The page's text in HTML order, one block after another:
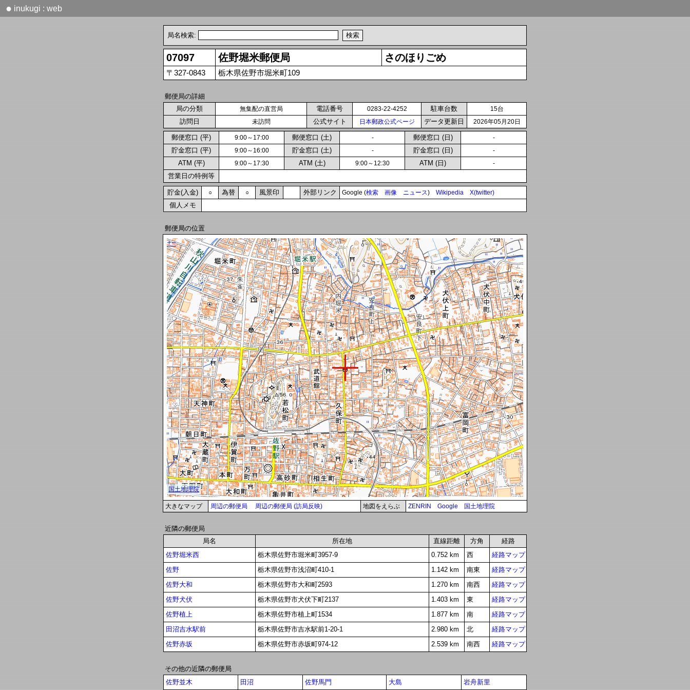
● inukugi : web
局名検索:
07097 佐野堀米郵便局 さのほりごめ
〒327-0843 栃木県佐野市堀米町109
郵便局の詳細
局の分類
無集配の直営局 電話番号 0283-22-4252 駐車台数 15台
訪問日 未訪問 公式サイト 日本郵政公式ページ データ更新日 2026年05月20日
郵便窓口 (平) 9:00～17:00 郵便窓口 (土) - 郵便窓口 (日) -
貯金窓口 (平) 9:00～16:00 貯金窓口 (土) - 貯金窓口 (日) -
ATM (平) 9:00～17:30 ATM (土) 9:00～12:30 ATM (日) -
営業日の特例等
貯金(入金) ○ 為替 ○ 風景印 外部リンク Google (検索 画像 ニュース) Wikipedia X(twitter)
個人メモ
郵便局の位置
大きなマップ 周辺の郵便局 周辺の郵便局 (訪局反映) 地図をえらぶ ZENRIN Google 国土地理院
近隣の郵便局
局名
所在地 直線距離 方角
経路
佐野堀米西
栃木県佐野市堀米町3957-9 0.752 km 西
経路マップ
佐野
栃木県佐野市浅沼町410-1 1.142 km 南東
経路マップ
佐野大和
栃木県佐野市大和町2593 1.270 km 南西
経路マップ
佐野犬伏
栃木県佐野市犬伏下町2137 1.403 km 東
経路マップ
佐野植上
栃木県佐野市植上町1534 1.877 km 南
経路マップ
田沼吉水駅前
栃木県佐野市吉水駅前1-20-1 2.980 km 北
経路マップ
佐野赤坂
栃木県佐野市赤坂町974-12 2.539 km 南西 経路マップ
その他の近隣の郵便局
佐野並木
田沼 佐野馬門 大島 岩舟新里